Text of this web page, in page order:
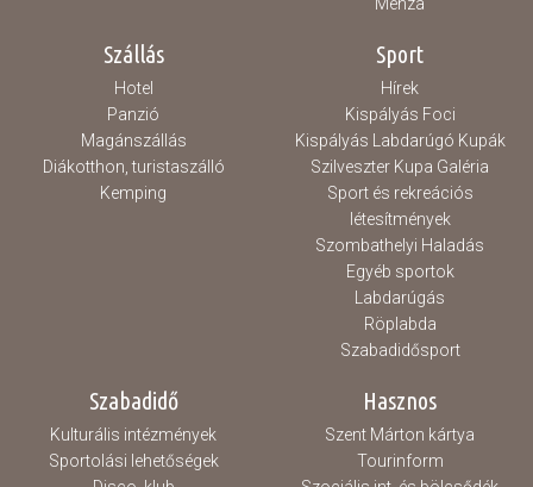
Szállás
Hotel
Panzió
Magánszállás
Diákotthon, turistaszálló
Kemping
Sport
Hírek
Kispályás Foci
Kispályás Labdarúgó Kupák
Szilveszter Kupa Galéria
Sport és rekreációs
létesítmények
Szombathelyi Haladás
Egyéb sportok
Labdarúgás
Röplabda
Szabadidősport
Szabadidő
Kulturális intézmények
Sportolási lehetőségek
Hasznos
Szent Márton kártya
Tourinform